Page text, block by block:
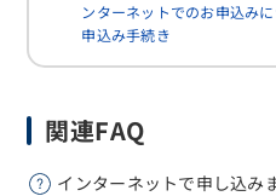
ンターネットでのお申込み
申込み手続き
関連FAQ
インターネットで申し込み